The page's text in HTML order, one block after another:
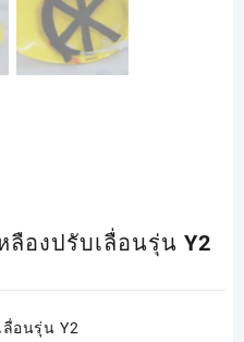
ลืองปรับเลื่อนรุ่น Y2
ลื่อนรุ่น Y2